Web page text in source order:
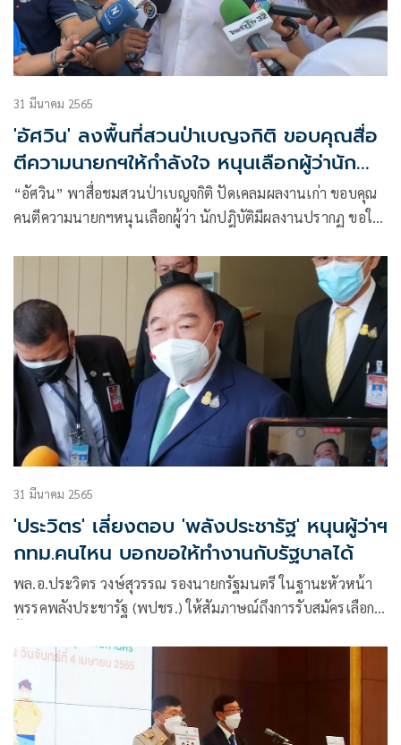
31 มีนาคม 2565
'อัศวิน' ลงพื้นที่สวนป่าเบญจกิติ ขอบคุณสื่อ
ตีความนายกฯให้กำลังใจ หนุนเลือกผู้ว่านัก
ปฏิบัติ
“อัศวิน” พาสื่อชมสวนป่า​เบญจกิติ ​ปัดเคลมผลงานเก่า​ ขอบคุณ
คนตีความนายกฯหนุนเลือกผู้ว่า​ นักปฎิบัติ​มีผลงานปรากฏ​ ขอให้
คาด DNAใกล้กัน พร้อมเหน็บนโยบายจักรยาน​อวกาศ​ บอกตน ทำ
จริง วาดวิมานบนดิน ไม่ได้วาดวิมานในอากาศ​
31 มีนาคม 2565
'ประวิตร' เลี่ยงตอบ 'พลังประชารัฐ' หนุนผู้ว่าฯ
กทม.คนไหน บอกขอให้ทำงานกับรัฐบาลได้
พล.อ.ประวิตร​ วงษ์สุวรรณ​ รองนายกรัฐมนตรี ในฐานะหัวหน้า
พรรคพลังประชารัฐ (พปชร.) ให้สัมภาษณ์ถึงการรับสมัครเลือก
คนอยู่ในใจ และเคยบอกแล้วว่าใครจะมาเป็นผู้ว่าฯกทม.ก็ได้